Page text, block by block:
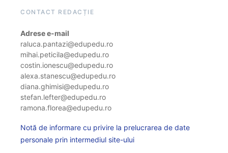
CONTACT REDACȚIE
Adrese e-mail
raluca.pantazi@edupedu.ro
mihai.peticila@edupedu.ro
costin.ionescu@edupedu.ro
alexa.stanescu@edupedu.ro
diana.ghimisi@edupedu.ro
stefan.lefter@edupedu.ro
ramona.florea@edupedu.ro
Notă de informare cu privire la prelucrarea de date
personale prin intermediul site-ului